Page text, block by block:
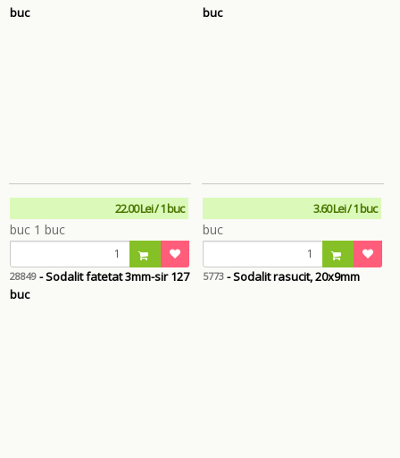
buc
buc
22.00 Lei / 1 buc
28849 - Sodalit fatetat 3mm-sir 127
buc
3.60 Lei / 1 buc
5773- Sodalit rasucit, 20x9mm